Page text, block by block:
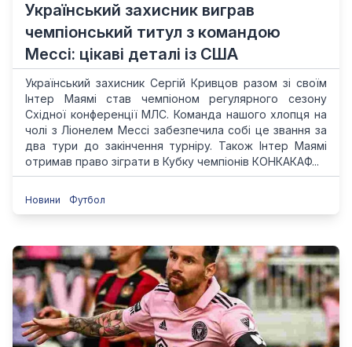
Український захисник виграв
чемпіонський титул з командою
Мессі: цікаві деталі із США
Український захисник Сергій Кривцов разом зі своїм
Інтер Маямі став чемпіоном регулярного сезону
Східної конференції МЛС. Команда нашого хлопця на
чолі з Ліонелем Мессі забезпечила собі це звання за
два тури до закінчення турніру. Також Інтер Маямі
отримав право зіграти в Кубку чемпіонів КОНКАКАФ...
Новини Футбол